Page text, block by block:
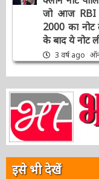
क्लीन नोट
कन्फ्यूजन जो
दूर, कहा
30 सितंबर के
पढ़े…..
3 वर्ष ago